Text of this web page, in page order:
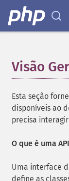
Visão
Esta seção
disponíveis ao
precisa
O que é uma
Uma interface
define as